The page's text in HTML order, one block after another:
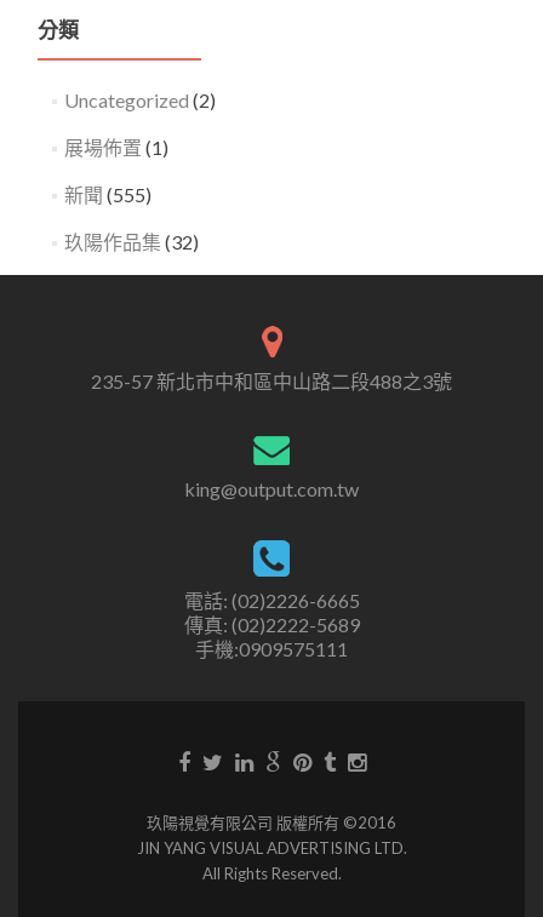
分類
Uncategorized (2)
展場佈置 (1)
新聞 (555)
玖陽作品集 (32)
235-57 新北市中和區中山路二段488之3號
king@output.com.tw
電話: (02)2226-6665
傳真: (02)2222-5689
手機:0909575111
玖陽視覺有限公司 版權所有 ©2016
JIN YANG VISUAL ADVERTISING LTD.
All Rights Reserved.